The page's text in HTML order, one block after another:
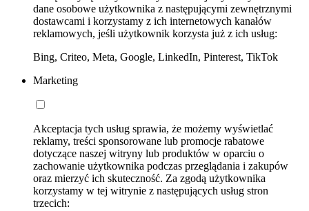
dane osobowe użytkownika z następującymi zewnętrznymi
dostawcami i korzystamy z ich internetowych kanałów
reklamowych, jeśli użytkownik korzysta już z ich usług:
Bing, Criteo, Meta, Google, LinkedIn, Pinterest, TikTok
Marketing
Akceptacja tych usług sprawia, że możemy wyświetlać
reklamy, treści sponsorowane lub promocje rabatowe
dotyczące naszej witryny lub produktów w oparciu o
zachowanie użytkownika podczas przeglądania i zakupów
oraz mierzyć ich skuteczność. Za zgodą użytkownika
korzystamy w tej witrynie z następujących usług stron
trzecich: